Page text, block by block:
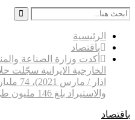
Search
for:
Search
الرئيسية
باقتصاد
أكدت وزارة الصناعة
اذار /
والاستيراد بلغ 146 مليون طن خلال الفترة ذاتها
باقتصاد